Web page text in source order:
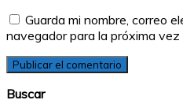
Guarda mi nombre, correo
navegador para la próxima vez
Buscar